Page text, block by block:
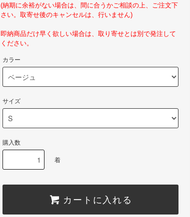
(納期に余裕がない場合は、間に合うかご相談の上、ご注文下
さい。取寄せ後のキャンセルは、行いません)
即納商品だけ早く欲しい場合は、取り寄せとは別で発注して
ください。
カラー
サイズ
購入数
着
カートに入れる